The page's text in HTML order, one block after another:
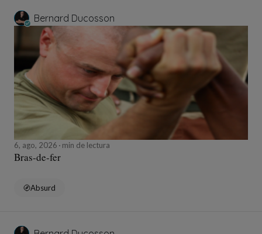
Bernard Ducosson
6, ago, 2026 min de lectura
Bras-de-fer
Absurd